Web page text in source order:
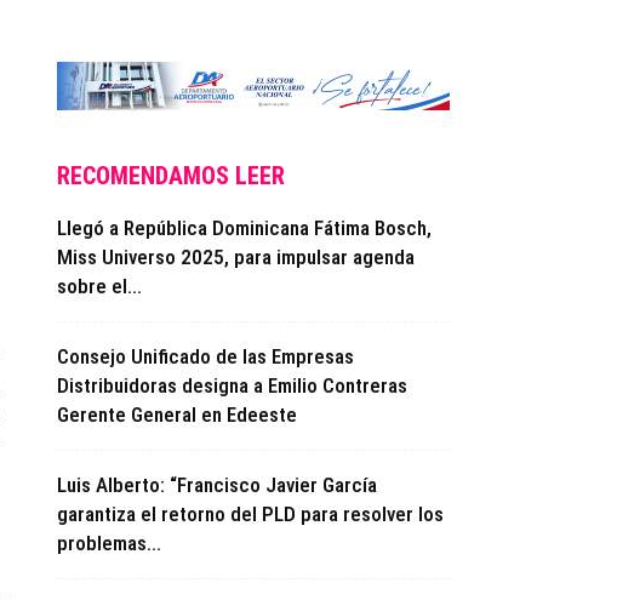
RECOMENDAMOS LEER
Llegó a República Dominicana Fátima Bosch,
Miss Universo 2025, para impulsar agenda
sobre el...
Consejo Unificado de las Empresas
Distribuidoras designa a Emilio Contreras
Gerente General en Edeeste
Luis Alberto: “Francisco Javier García
garantiza el retorno del PLD para resolver los
problemas...